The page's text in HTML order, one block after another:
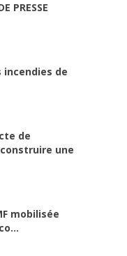
PRESSE
incendies de
de
une
mobilisée